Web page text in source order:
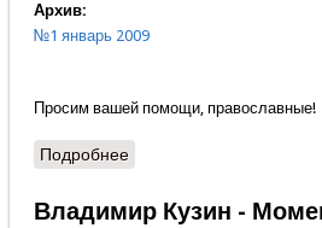
Архив:
№1 январь 2009
Просим вашей помощи, православные!
Подробнеео В темнице был
Владимир Кузин -